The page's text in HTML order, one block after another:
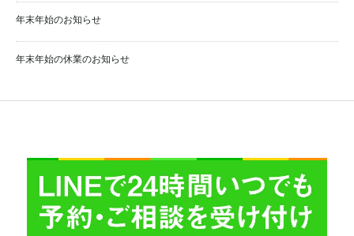
年末年始のお知らせ
年末年始の休業のお知らせ